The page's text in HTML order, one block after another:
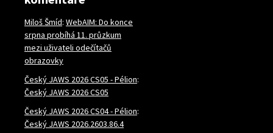
Miloš Šmíd: WebAIM: Do konce
srpna probíhá 11. průzkum
mezi uživateli odečítačů
obrazovky
Český JAWS 2026 CS05 - Pélion:
Český JAWS 2026 CS05
Český JAWS 2026 CS04 - Pélion:
Český JAWS 2026.2603.86.4